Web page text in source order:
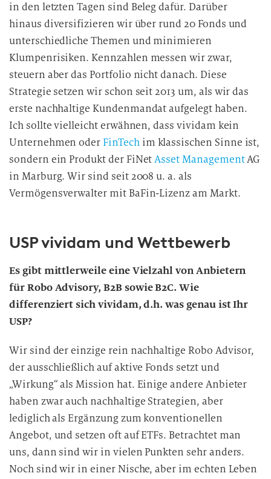
in den letzten Tagen sind Beleg dafür. Darüber
hinaus diversifizieren wir über rund 20 Fonds und
unterschiedliche Themen und minimieren
Klumpenrisiken. Kennzahlen messen wir zwar,
steuern aber das Portfolio nicht danach. Diese
Strategie setzen wir schon seit 2013 um, als wir das
erste nachhaltige Kundenmandat aufgelegt haben.
Ich sollte vielleicht erwähnen, dass vividam kein
Unternehmen oderFinTechim klassischen Sinne ist,
sondern ein Produkt der FiNetAsset ManagementAG
in Marburg. Wir sind seit 2008 u. a. als
Vermögensverwalter mit BaFin-Lizenz am Markt.
USP vividam und Wettbewerb
Es gibt mittlerweile eine Vielzahl von Anbietern
für Robo Advisory, B2B sowie B2C. Wie
differenziert sich vividam, d.h. was genau ist Ihr
USP?
Wir sind der einzige rein nachhaltige Robo Advisor,
der ausschließlich auf aktive Fonds setzt und
„Wirkung“ als Mission hat. Einige andere Anbieter
haben zwar auch nachhaltige Strategien, aber
lediglich als Ergänzung zum konventionellen
Angebot, und setzen oft auf ETFs. Betrachtet man
uns, dann sind wir in vielen Punkten sehr anders.
Noch sind wir in einer Nische, aber im echten Leben